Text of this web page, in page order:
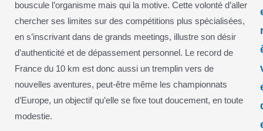
bouscule l’organisme mais qui la motive. Cette volonté d’aller
chercher ses limites sur des compétitions plus spécialisées,
en s’inscrivant dans de grands meetings, illustre son désir
d’authenticité et de dépassement personnel. Le record de
France du 10 km est donc aussi un tremplin vers de
nouvelles aventures, peut-être même les championnats
d’Europe, un objectif qu’elle se fixe tout doucement, en toute
modestie.